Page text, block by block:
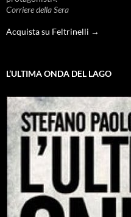
Corriere della Sera
Acquista su Feltrinelli →
L’ULTIMA ONDA DEL LAGO